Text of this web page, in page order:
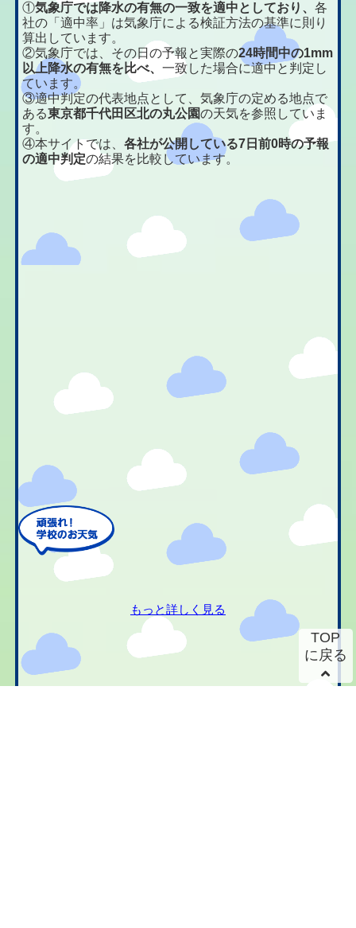
①気象庁では降水の有無の一致を適中としており、各
社の「適中率」は気象庁による検証方法の基準に則り
算出しています。
②気象庁では、その日の予報と実際の24時間中の1mm
以上降水の有無を比べ、一致した場合に適中と判定し
ています。
③適中判定の代表地点として、気象庁の定める地点で
ある東京都千代田区北の丸公園の天気を参照していま
す。
④本サイトでは、各社が公開している7日前0時の予報
の適中判定の結果を比較しています。
もっと詳しく見る
TOP
に戻る